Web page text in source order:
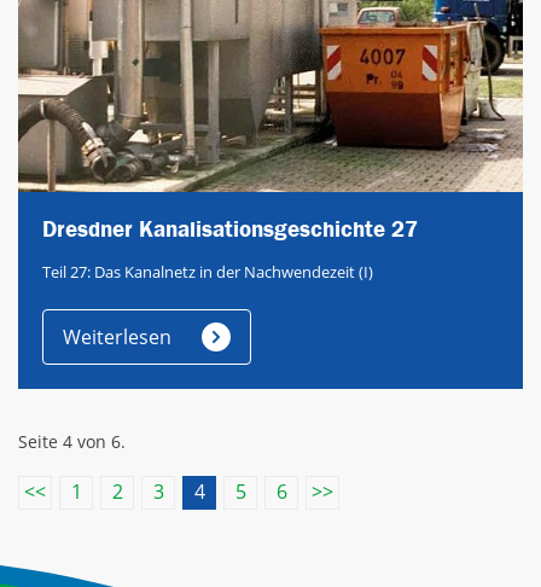
Dresdner Kanalisationsgeschichte 27
Teil 27: Das Kanalnetz in der Nachwendezeit (I)
Weiterlesen
Seite 4 von 6.
<< 1 2 3 4(current)
5 6 >>